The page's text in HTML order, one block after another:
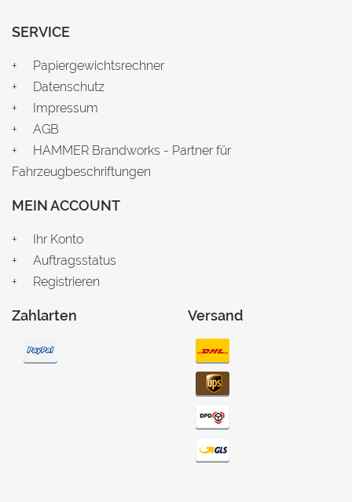
SERVICE
Papiergewichtsrechner
Datenschutz
Impressum
AGB
HAMMER Brandworks - Partner für
Fahrzeugbeschriftungen
MEIN ACCOUNT
Ihr Konto
Auftragsstatus
Registrieren
Zahlarten Versand